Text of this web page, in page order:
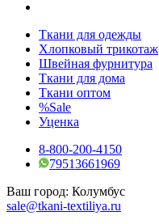
Ткани для одежды
Хлопковый трикотаж
Швейная фурнитура
Ткани для дома
Ткани оптом
%Sale
Уценка
8-800-200-4150
79513661969
Ваш город: Колумбус
sale@tkani-textiliya.ru